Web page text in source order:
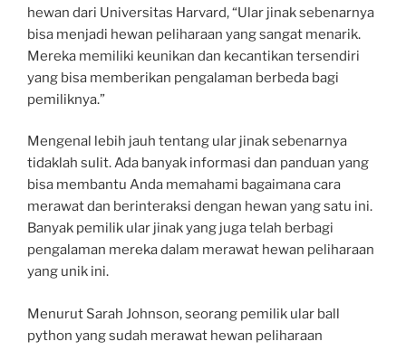
hewan dari Universitas Harvard, “Ular jinak sebenarnya
bisa menjadi hewan peliharaan yang sangat menarik.
Mereka memiliki keunikan dan kecantikan tersendiri
yang bisa memberikan pengalaman berbeda bagi
pemiliknya.”
Mengenal lebih jauh tentang ular jinak sebenarnya
tidaklah sulit. Ada banyak informasi dan panduan yang
bisa membantu Anda memahami bagaimana cara
merawat dan berinteraksi dengan hewan yang satu ini.
Banyak pemilik ular jinak yang juga telah berbagi
pengalaman mereka dalam merawat hewan peliharaan
yang unik ini.
Menurut Sarah Johnson, seorang pemilik ular ball
python yang sudah merawat hewan peliharaan